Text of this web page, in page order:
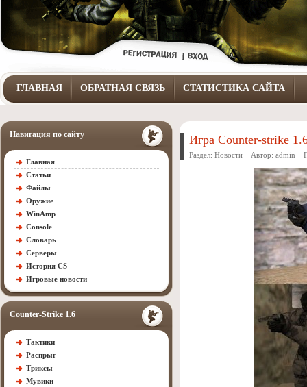
ГЛАВНАЯ ОБРАТНАЯ СВЯЗЬ СТАТИСТИКА САЙТА
Навигация по сайту
Главная
Статьи
Файлы
Оружие
WinAmp
Console
Словарь
Серверы
История CS
Игровые новости
Counter-Strike 1.6
Тактики
Распрыг
Триксы
Мувики
Игра Counter-strike
Раздел: Новости Автор: admin